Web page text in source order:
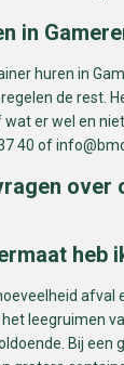
in
huren in
de rest.
er wel en
40 of
over
heb
afval
leegruimen
Bij een